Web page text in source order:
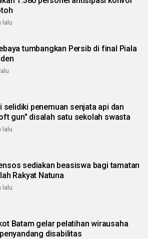
lalu
tumbangkan Persib di final Piala
selidiki penemuan senjata api dan
gun" disalah satu sekolah swasta
lalu
sediakan beasiswa bagi tamatan
Rakyat Natuna
lalu
Batam gelar pelatihan wirausaha
disabilitas